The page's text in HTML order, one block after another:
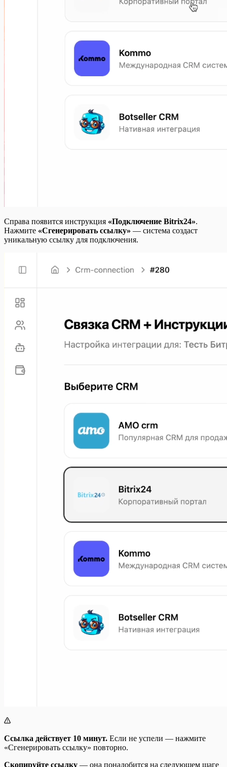
Справа появится инструкция «Подключение Bitrix24».
Нажмите «Сгенерировать ссылку» — система создаст
уникальную ссылку для подключения.
Ссылка действует 10 минут. Если не успели — нажмите
«Сгенерировать ссылку» повторно.
Скопируйте ссылку — она понадобится на следующем шаге